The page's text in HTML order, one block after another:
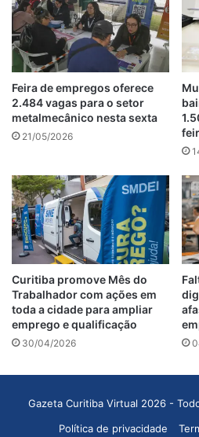
Feira de empregos oferece
2.484 vagas para o setor
metalmecânico nesta sexta
21/05/2026
Curitiba promove Mês do
Trabalhador com ações em
toda a cidade para ampliar
emprego e qualificação
30/04/2026
Gazeta Curitiba Virtual 2026 -
Política de privacidade